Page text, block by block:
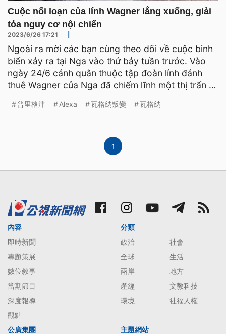
Cuộc nổi loạn của lính Wagner lắng xuống, giải
tỏa nguy cơ nội chiến
2023/6/26 17:21
Ngoài ra mời các bạn cùng theo dõi về cuộc binh
biến xảy ra tại Nga vào thứ bảy tuần trước. Vào
ngày 24/6 cánh quân thuộc tập đoàn lính đánh
thuê Wagner của Nga đã chiếm lĩnh một thị trấn ở
普里格津 Alexa 瓦格納叛變 瓦格納
1
內容
即時新聞
專題策展
數位敘事
當期節目
深度報導
觀點
分類
政治
社會
全球
生活
兩岸
地方
產經
文教科技
環境
社福人權
公廣集團 主題網站